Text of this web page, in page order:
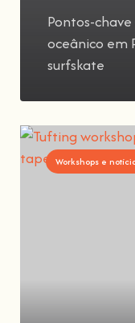
Pontos-
oceânico em
surfskate
Workshops e